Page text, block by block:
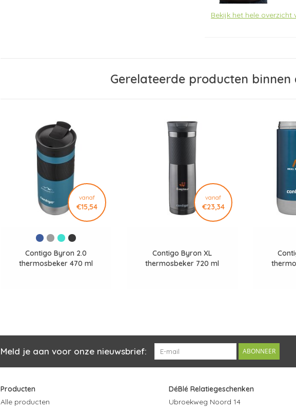
Bekijk het hele overzicht
Gerelateerde producten binnen
vanaf
€15,54
Contigo Byron 2.0
thermosbeker 470 ml
vanaf
€23,34
Contigo Byron XL
thermosbeker 720 ml
Meld je aan voor onze nieuwsbrief: ABONNEER
Producten
Alle producten
DéBlé Relatiegeschenken
Ubroekweg Noord 14